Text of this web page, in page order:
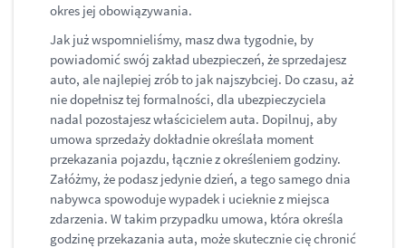
okres jej obowiązywania.
Jak już wspomnieliśmy, masz dwa tygodnie, by
powiadomić swój zakład ubezpieczeń, że sprzedajesz
auto, ale najlepiej zrób to jak najszybciej. Do czasu, aż
nie dopełnisz tej formalności, dla ubezpieczyciela
nadal pozostajesz właścicielem auta. Dopilnuj, aby
umowa sprzedaży dokładnie określała moment
przekazania pojazdu, łącznie z określeniem godziny.
Załóżmy, że podasz jedynie dzień, a tego samego dnia
nabywca spowoduje wypadek i ucieknie z miejsca
zdarzenia. W takim przypadku umowa, która określa
godzinę przekazania auta, może skutecznie cię chronić